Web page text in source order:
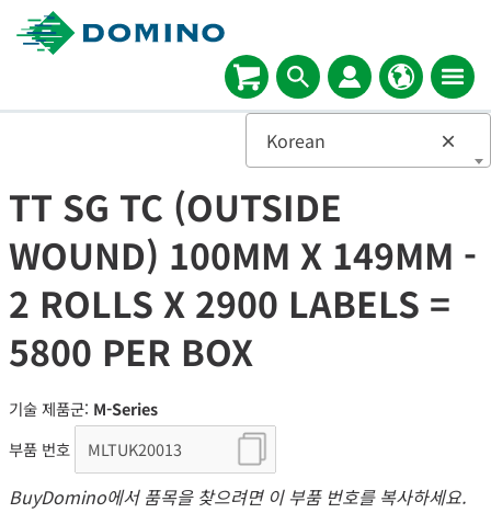
×
Korean
TT SG TC (OUTSIDE
WOUND) 100MM X 149MM -
2 ROLLS X 2900 LABELS =
5800 PER BOX
기술 제품군: M-Series
부품 번호
BuyDomino에서 품목을 찾으려면 이 부품 번호를 복사하세요.